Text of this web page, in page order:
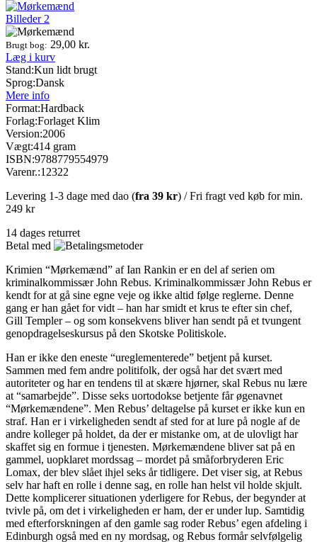
Billeder 2
Brugt bog: 29,00 kr.
Læg i kurv
Stand:Kun lidt brugt
Sprog:Dansk
Mere info
Format:Hardback
Forlag:Forlaget Klim
Version:2006
Vægt:414 gram
ISBN:9788779554979
Varenr.:12322
Levering 1-3 dage med dao (fra 39 kr) / Fri fragt ved køb for min.
249 kr
14 dages returret
Betal med
Krimien “Mørkemænd” af Ian Rankin er en del af serien om
kriminalkommissær John Rebus. Kriminalkommissær John Rebus er
kendt for at gå sine egne veje og ikke altid følge reglerne. Denne
gang er han gået for vidt – han har smidt et krus te efter sin chef,
Gill Templer – og som konsekvens bliver han sendt på et tvungent
genopdragelseskursus på den Skotske Politiskole.
Han er ikke den eneste “ureglementerede” betjent på kurset.
Sammen med fem andre politifolk, der også har det svært med
autoriteter og har en tendens til at skære hjørner, skal Rebus nu lære
at “samarbejde”. Disse seks uortodokse betjente får øgenavnet
“Mørkemændene”. Men Rebus’ deltagelse på kurset er ikke kun en
straf. Han er i virkeligheden sendt af sted for at lure på nogle af de
andre kolleger på holdet, da der er mistanke om, at de ulovligt har
skaffet sig en formue i tjenesten. Mørkemændene bliver sat på en
gammel, uopklaret mordssag – mordet på småforbryderen Eric
Lomax, der blev slået ihjel seks år tidligere. Det viser sig, at Rebus
selv har haft en rolle i denne sag, en rolle han helst vil holde skjult.
Dette komplicerer situationen yderligere for Rebus, der begynder at
tvivle på, om det i virkeligheden er ham, der er under lup. Samtidig
med efterforskningen af den gamle sag roder Rebus’ egen afdeling i
Edinburgh også med en ny mordsag, og Rebus formår selvfølgelig